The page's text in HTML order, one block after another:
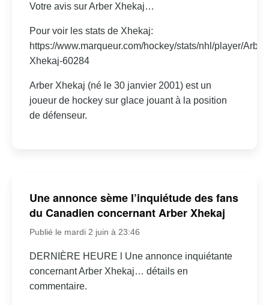
Votre avis sur Arber Xhekaj…
Pour voir les stats de Xhekaj:
https://www.marqueur.com/hockey/stats/nhl/player/Arber-
Xhekaj-60284
Arber Xhekaj (né le 30 janvier 2001) est un
joueur de hockey sur glace jouant à la position
de défenseur.
Une annonce sème l’inquiétude des fans
du Canadien concernant Arber Xhekaj
Publié le mardi 2 juin à 23:46
DERNIÈRE HEURE l Une annonce inquiétante
concernant Arber Xhekaj… détails en
commentaire.